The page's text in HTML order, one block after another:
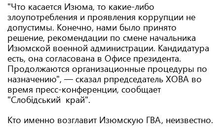
"Что касается Изюма, то какие-либо
злоупотребления и проявления коррупции не
допустимы. Конечно, нами было принято
решение, рекомендации по смене начальника
Изюмской военной администрации. Кандидатура
есть, она согласована в Офисе президента.
Продолжаются организационные процедуры по
назначению", — сказал рпредседатель ХОВА во
время пресс-конференции, сообщает
"Слобідський край".
Кто именно возглавит Изюмскую ГВА, неизвестно.